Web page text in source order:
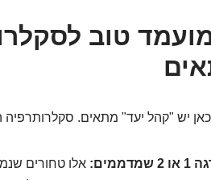
מועמד טוב
יש "קהל יעד" מתאים. סקלרותרפיה
אלו טחורים